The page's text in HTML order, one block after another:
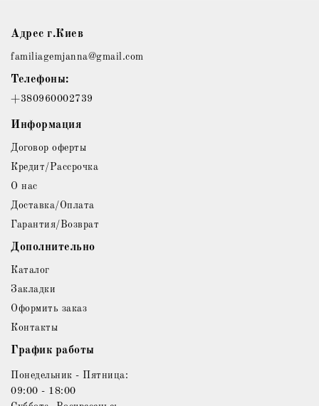
Адрес г.Киев
familiagemjanna@gmail.com
Телефоны:
+380960002739
Информация
Договор оферты
Кредит/Рассрочка
О нас
Доставка/Оплата
Гарантия/Возврат
Дополнительно
Каталог
Закладки
Оформить заказ
Контакты
График работы
Понедельник - Пятница:
09:00 - 18:00